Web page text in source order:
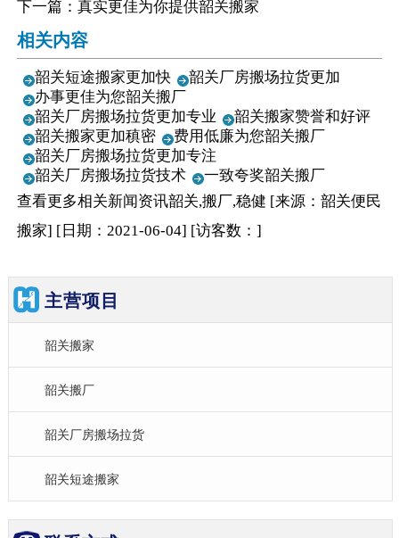
下一篇： 真实更佳为你提供韶关搬家
相关内容
韶关短途搬家更加快
韶关厂房搬场拉货更加
办事更佳为您韶关搬厂
韶关厂房搬场拉货更加专业
韶关搬家赞誉和好评
韶关搬家更加稹密
费用低廉为您韶关搬厂
韶关厂房搬场拉货更加专注
韶关厂房搬场拉货技术
一致夸奖韶关搬厂
查看更多相关新闻资讯韶关,搬厂,稳健 [来源：韶关便民
搬家] [日期：2021-06-04] [访客数： ]
主营项目
韶关搬家
韶关搬厂
韶关厂房搬场拉货
韶关短途搬家